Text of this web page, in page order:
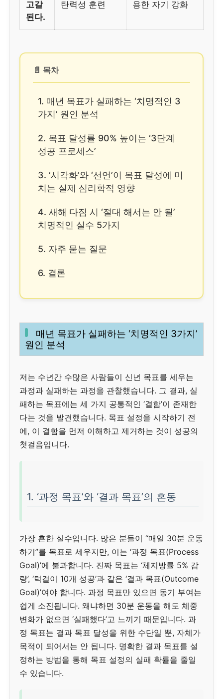
고갈
된다.
탄력성 훈련
용한 자기 강화
📄 목차
1. 매년 목표가 실패하는 ‘치명적인 3
가지’ 원인 분석
2. 목표 달성률 90% 높이는 ‘3단계
성공 프로세스’
3. ‘시각화’와 ‘선언’이 목표 달성에 미
치는 실제 심리학적 영향
4. 새해 다짐 시 ‘절대 해서는 안 될’
치명적인 실수 5가지
5. 자주 묻는 질문
6. 결론
매년 목표가 실패하는 ‘치명적인 3가지’
원인 분석
저는 수년간 수많은 사람들이 신년 목표를 세우는
과정과 실패하는 과정을 관찰했습니다. 그 결과, 실
패하는 목표에는 세 가지 공통적인 ‘결함’이 존재한
다는 것을 발견했습니다. 목표 설정을 시작하기 전
에, 이 결함을 먼저 이해하고 제거하는 것이 성공의
첫걸음입니다.
1. ‘과정 목표’와 ‘결과 목표’의 혼동
가장 흔한 실수입니다. 많은 분들이 “매일 30분 운동
하기”를 목표로 세우지만, 이는 ‘과정 목표(Process
Goal)’에 불과합니다. 진짜 목표는 ‘체지방률 5% 감
량’, ‘턱걸이 10개 성공’과 같은 ‘결과 목표(Outcome
Goal)’여야 합니다. 과정 목표만 있으면 동기 부여는
쉽게 소진됩니다. 왜냐하면 30분 운동을 해도 체중
변화가 없으면 ‘실패했다’고 느끼기 때문입니다. 과
정 목표는 결과 목표 달성을 위한 수단일 뿐, 자체가
목적이 되어서는 안 됩니다. 명확한 결과 목표를 설
정하는 방법을 통해 목표 설정의 실패 확률을 줄일
수 있습니다.